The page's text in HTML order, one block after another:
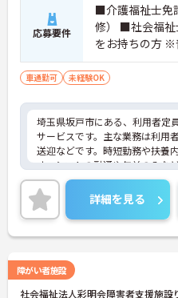
応募要件
■介護福祉士免
修） ■社会福祉
をお持ちの方 ※普通自動車免許 ※未経験
可・新卒可・
ば年数は問いま
車通勤可 未経験OK
埼玉県坂戸市にある、利用者定
サービスです。主な業務は利用
送迎などです。時短勤務や扶養
す。シフトの融通や午前のみな
お子様がいらっしゃる方などに
無料の駐車場ありますのでマイ
す。ご興味のある方は面接対策
たしますのでお気軽にお問い合
詳細を見る
障がい者施設
社会福祉法人彩明会障害者支援施設